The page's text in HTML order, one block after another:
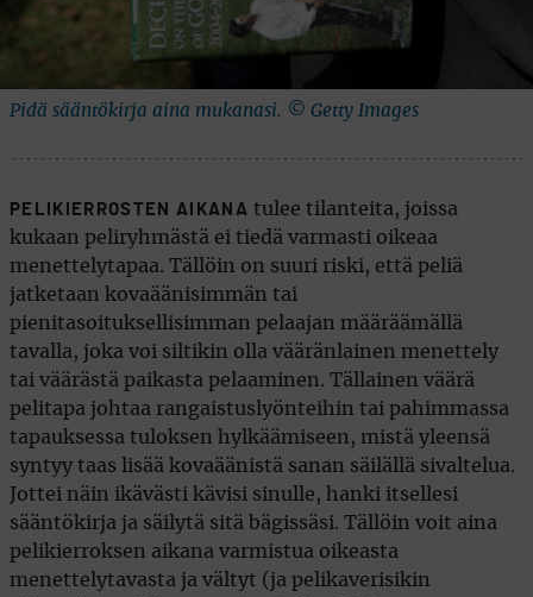
Pidä sääntökirja aina mukanasi. © Getty Images
PELIKIERROSTEN AIKANA tulee tilanteita, joissa
kukaan peliryhmästä ei tiedä varmasti oikeaa
menettelytapaa. Tällöin on suuri riski, että peliä
jatketaan kovaäänisimmän tai
pienitasoituksellisimman pelaajan määräämällä
tavalla, joka voi siltikin olla vääränlainen menettely
tai väärästä paikasta pelaaminen. Tällainen väärä
pelitapa johtaa rangaistuslyönteihin tai pahimmassa
tapauksessa tuloksen hylkäämiseen, mistä yleensä
syntyy taas lisää kovaäänistä sanan säilällä sivaltelua.
Jottei näin ikävästi kävisi sinulle, hanki itsellesi
sääntökirja ja säilytä sitä bägissäsi. Tällöin voit aina
pelikierroksen aikana varmistua oikeasta
menettelytavasta ja vältyt (ja pelikaverisikin